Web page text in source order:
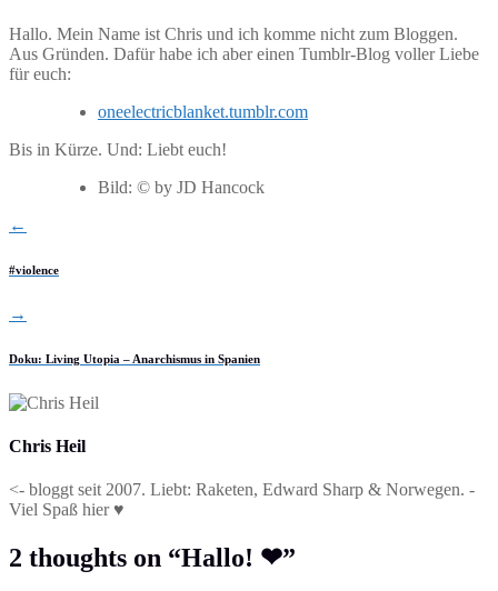
Hallo. Mein Name ist Chris und ich komme nicht zum Bloggen.
Aus Gründen. Dafür habe ich aber einen Tumblr-Blog voller Liebe
für euch:
oneelectricblanket.tumblr.com
Bis in Kürze. Und: Liebt euch!
Bild: © by JD Hancock
←
#violence
→
Doku: Living Utopia – Anarchismus in Spanien
Chris Heil
<- bloggt seit 2007. Liebt: Raketen, Edward Sharp & Norwegen. -
Viel Spaß hier ♥
2 thoughts on “Hallo! ❤”